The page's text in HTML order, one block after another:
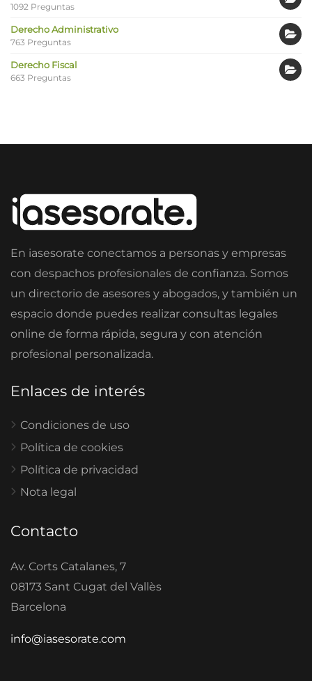
1092 Preguntas
Derecho Administrativo
763 Preguntas
Derecho Fiscal
663 Preguntas
En iasesorate conectamos a personas y empresas
con despachos profesionales de confianza. Somos
un directorio de asesores y abogados, y también un
espacio donde puedes realizar consultas legales
online de forma rápida, segura y con atención
profesional personalizada.
Enlaces de interés
Condiciones de uso
Política de cookies
Política de privacidad
Nota legal
Contacto
Av. Corts Catalanes, 7
08173 Sant Cugat del Vallès
Barcelona
info@iasesorate.com